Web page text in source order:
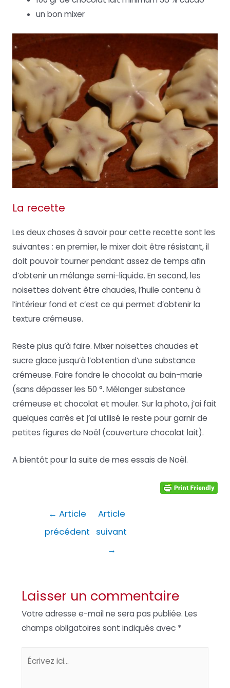
un bon mixer
La recette
Les deux choses à savoir pour cette recette sont les
suivantes : en premier, le mixer doit être résistant, il
doit pouvoir tourner pendant assez de temps afin
d’obtenir un mélange semi-liquide. En second, les
noisettes doivent être chaudes, l’huile contenu à
l’intérieur fond et c’est ce qui permet d’obtenir la
texture crémeuse.
Reste plus qu’à faire. Mixer noisettes chaudes et
sucre glace jusqu’à l’obtention d’une substance
crémeuse. Faire fondre le chocolat au bain-marie
(sans dépasser les 50 °. Mélanger substance
crémeuse et chocolat et mouler. Sur la photo, j’ai fait
quelques carrés et j’ai utilisé le reste pour garnir de
petites figures de Noël (couverture chocolat lait).
A bientôt pour la suite de mes essais de Noël.
Navigation
l’article
← Article
précédent
Article
suivant
→
Laisser un commentaire
Votre adresse e-mail ne sera pas publiée. Les
champs obligatoires sont indiqués avec *
Écrivez